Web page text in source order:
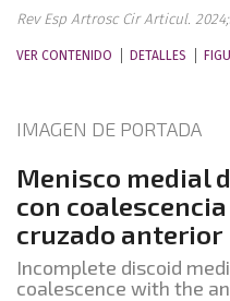
Rev Esp Artrosc Cir Articul.
VER CONTENIDO DETALLES
IMAGEN DE PORTADA
Menisco medial
con
cruzado anterior
Incomplete discoid
coalescence with the